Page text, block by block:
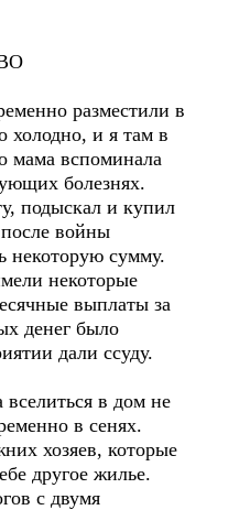
разместили в
холодно, и я там в
мама вспоминала
болезнях.
подыскал и купил
войны
некоторую сумму.
некоторые
выплаты за
денег было
дали ссуду.
в дом не
в сенях.
хозяев, которые
другое жилье.
с двумя